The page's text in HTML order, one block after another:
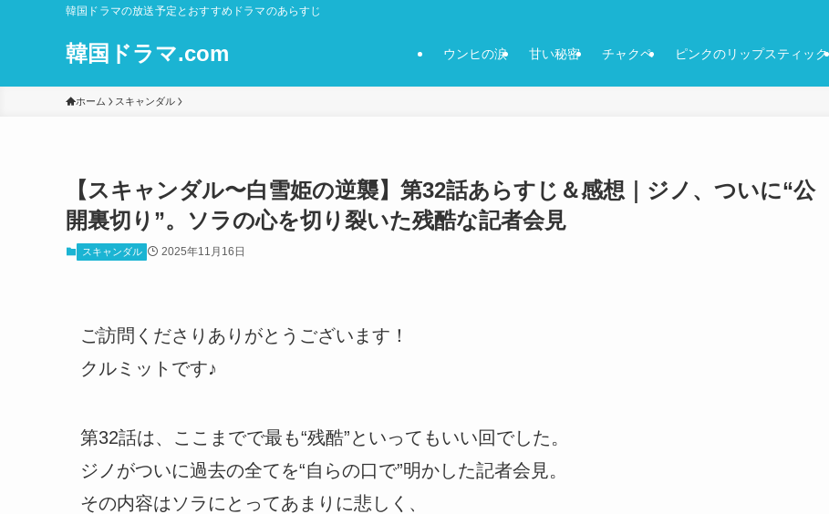
韓国ドラマの放送予定とおすすめドラマのあらすじ
韓国ドラマ.com ウンヒの涙 甘い秘密 チャクペ ピンクのリップスティック
ホーム スキャンダル
【スキャンダル〜白雪姫の逆襲】第32話あらすじ＆感想｜ジノ、ついに“公
開裏切り”。ソラの心を切り裂いた残酷な記者会見
スキャンダル 2025年11月16日
ご訪問くださりありがとうございます！
クルミットです♪
第32話は、ここまでで最も“残酷”といってもいい回でした。
ジノがついに過去の全てを“自らの口で”明かした記者会見。
その内容はソラにとってあまりに悲しく、